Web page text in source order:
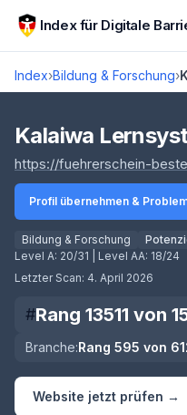
Zum Hauptinhalt springen
Index für Digitale
Index›Bildung & Forschung›
Score lädt
Kalaiwa
https://fuehrerschein-
Profil übernehmen &
Bildung & Forschung
Level A: 20/31 | Level AA: 18/24
Letzter Scan: 4. April 2026
#Rang 13511 von
Branche:Rang 595 von
Website jetzt prüfen →